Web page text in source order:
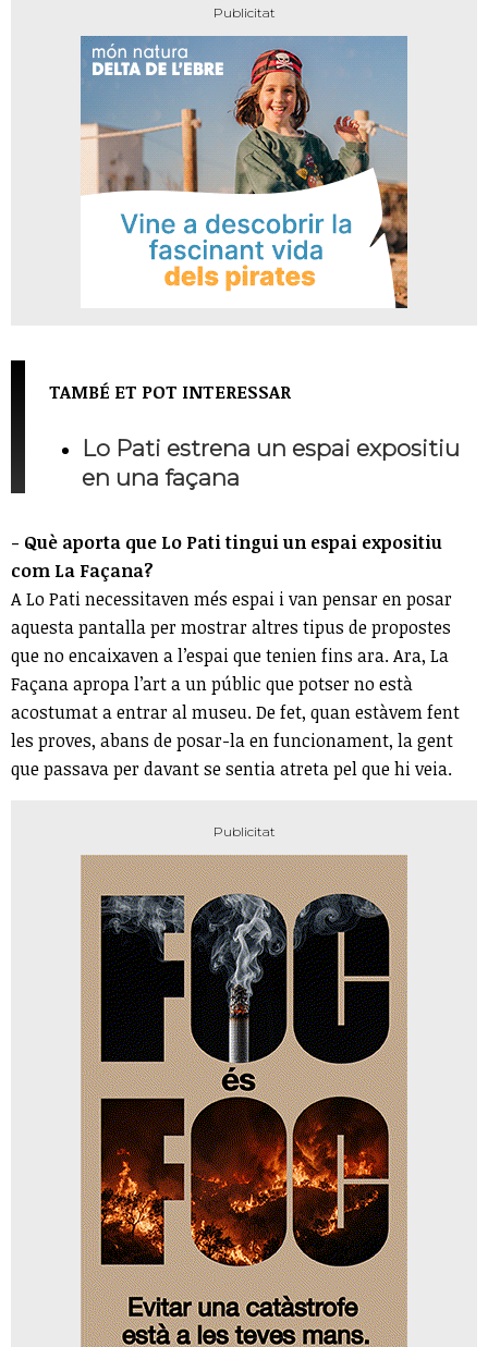
TAMBÉ ET POT INTERESSAR
Lo Pati estrena un espai expositiu
en una façana
- Què aporta que Lo Pati tingui un espai expositiu
com La Façana?
A Lo Pati necessitaven més espai i van pensar en posar
aquesta pantalla per mostrar altres tipus de propostes
que no encaixaven a l’espai que tenien fins ara. Ara, La
Façana apropa l’art a un públic que potser no està
acostumat a entrar al museu. De fet, quan estàvem fent
les proves, abans de posar-la en funcionament, la gent
que passava per davant se sentia atreta pel que hi veia.